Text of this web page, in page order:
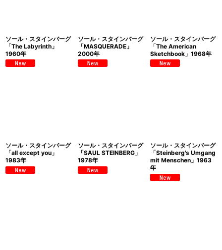
ソール・スタインバーグ
「The Labyrinth」
1960年
ソール・スタインバーグ
「MASQUERADE」
2000年
ソール・スタインバーグ
「The American
Sketchbook」1968年
ソール・スタインバーグ
「all except you」
1983年
ソール・スタインバーグ
「SAUL STEINBERG」
1978年
ソール・スタインバーグ
「Steinberg's Umgang
mit Menschen」1963
年